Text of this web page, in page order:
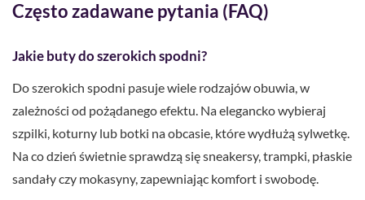
Często zadawane pytania (FAQ)
Jakie buty do szerokich spodni?
Do szerokich spodni pasuje wiele rodzajów obuwia, w
zależności od pożądanego efektu. Na elegancko wybieraj
szpilki, koturny lub botki na obcasie, które wydłużą sylwetkę.
Na co dzień świetnie sprawdzą się sneakersy, trampki, płaskie
sandały czy mokasyny, zapewniając komfort i swobodę.